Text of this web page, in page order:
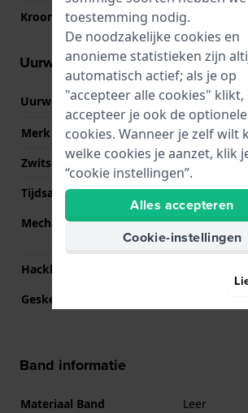
Kroon Druk kroon
Uurwerk informatie
Uurwerk nr. IW-SMART
Merk uurwerk
Ice-Watch
Zwitsers uurwerk
Nee
Tijdsaanduiding
Mechanisme
SOC
Module
Hackbaar
Geskeletteerd
Band informatie
Materiaal Band
Leer
toestemming nodig.
De noodzakelijke cookies en
anonieme statistieken zijn
automatisch actief; als je op
"accepteer alle cookies" klikt,
accepteer je ook de optionele
cookies. Wanneer je zelf wilt
welke cookies je aanzet, klik
“cookie instellingen”.
Alles accepteren
Cookie-instellingen